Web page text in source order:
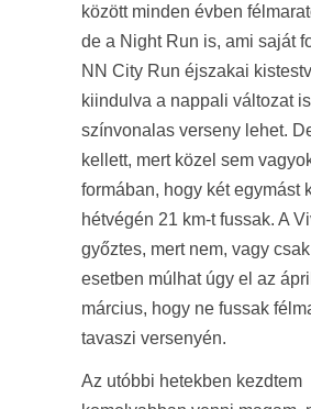
között minden évben
de a Night Run is, ami saját
NN City Run éjszakai
kiindulva a nappali változat
színvonalas verseny lehet.
kellett, mert közel sem
formában, hogy két egymást
hétvégén 21 km-t fussak. A
győztes, mert nem, vagy
esetben múlhat úgy el az
március, hogy ne fussak
tavaszi versenyén.
Az utóbbi hetekben kezdtem